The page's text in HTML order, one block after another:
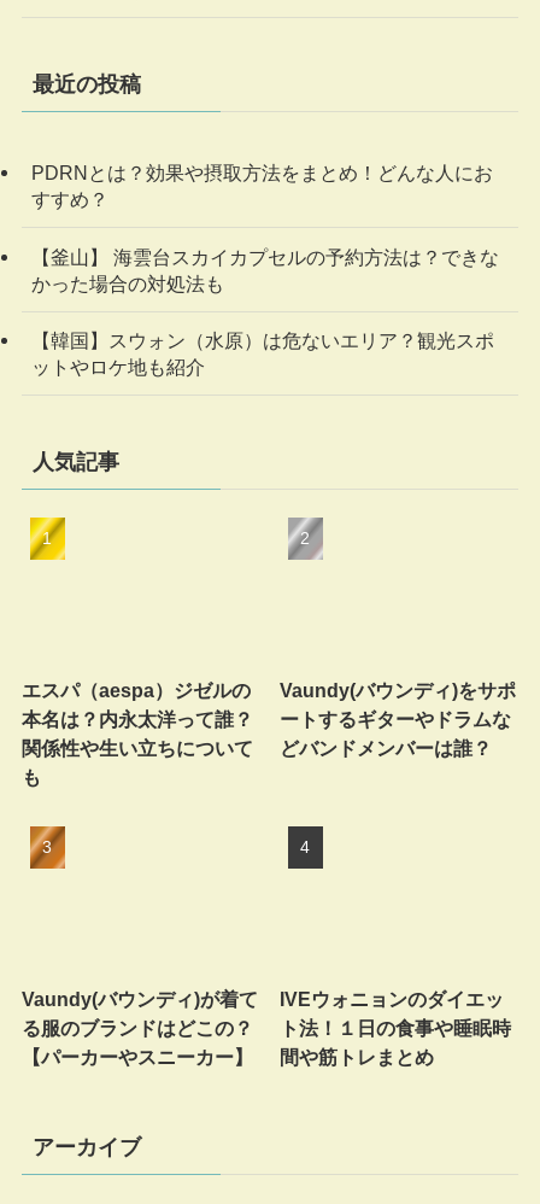
最近の投稿
PDRNとは？効果や摂取方法をまとめ！どんな人にお
すすめ？
【釜山】 海雲台スカイカプセルの予約方法は？できな
かった場合の対処法も
【韓国】スウォン（水原）は危ないエリア？観光スポ
ットやロケ地も紹介
人気記事
エスパ（aespa）ジゼルの
本名は？内永太洋って誰？
関係性や生い立ちについて
も
Vaundy(バウンディ)をサポ
ートするギターやドラムな
どバンドメンバーは誰？
Vaundy(バウンディ)が着て
る服のブランドはどこの？
【パーカーやスニーカー】
IVEウォニョンのダイエッ
ト法！１日の食事や睡眠時
間や筋トレまとめ
アーカイブ